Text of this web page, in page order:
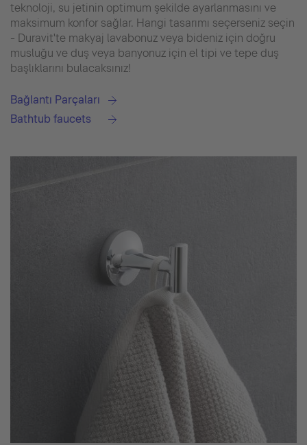
teknoloji, su jetinin optimum şekilde ayarlanmasını ve
maksimum konfor sağlar. Hangi tasarımı seçerseniz seçin
- Duravit'te makyaj lavabonuz veya bideniz için doğru
musluğu ve duş veya banyonuz için el tipi ve tepe duş
başlıklarını bulacaksınız!
Bağlantı Parçaları
Bathtub faucets